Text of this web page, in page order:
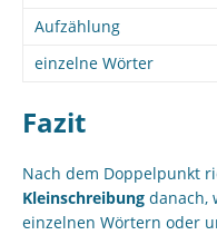
Aufzählung
einzelne Wörter
Fazit
Nach dem Doppelpunkt
Kleinschreibung danach,
einzelnen Wörtern oder